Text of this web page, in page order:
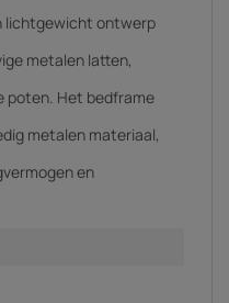
lichtgewicht ontwerp
metalen latten,
poten. Het bedframe
metalen materiaal,
en